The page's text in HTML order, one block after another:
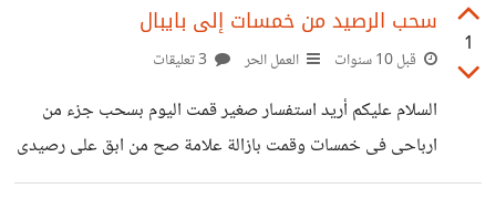
مع قوالب كثيرة أرجو المساعدة وشكرا مقدمًا
1
سحب الرصيد من خمسات إلى بايبال
قبل 10 سنوات العمل الحر
السلام عليكم أريد استفسار صغير قمت اليوم بسحب جزء من
ارباحى فى خمسات وقمت بازالة علامة صح من ابق على رصيدى
فى خمسات ثم قمت بعمل تحديث هل سحب الرصيد يأخذ وقت